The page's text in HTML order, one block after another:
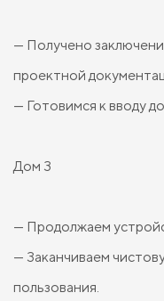
— Получено
проектной
— Готовимся к вводу
Дом 3
— Продолжаем
— Заканчиваем
пользования.